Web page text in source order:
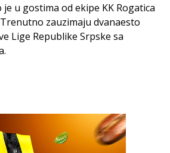
je u gostima od ekipe KK Rogatica
zauzimaju dvanaesto
Lige Republike Srpske sa